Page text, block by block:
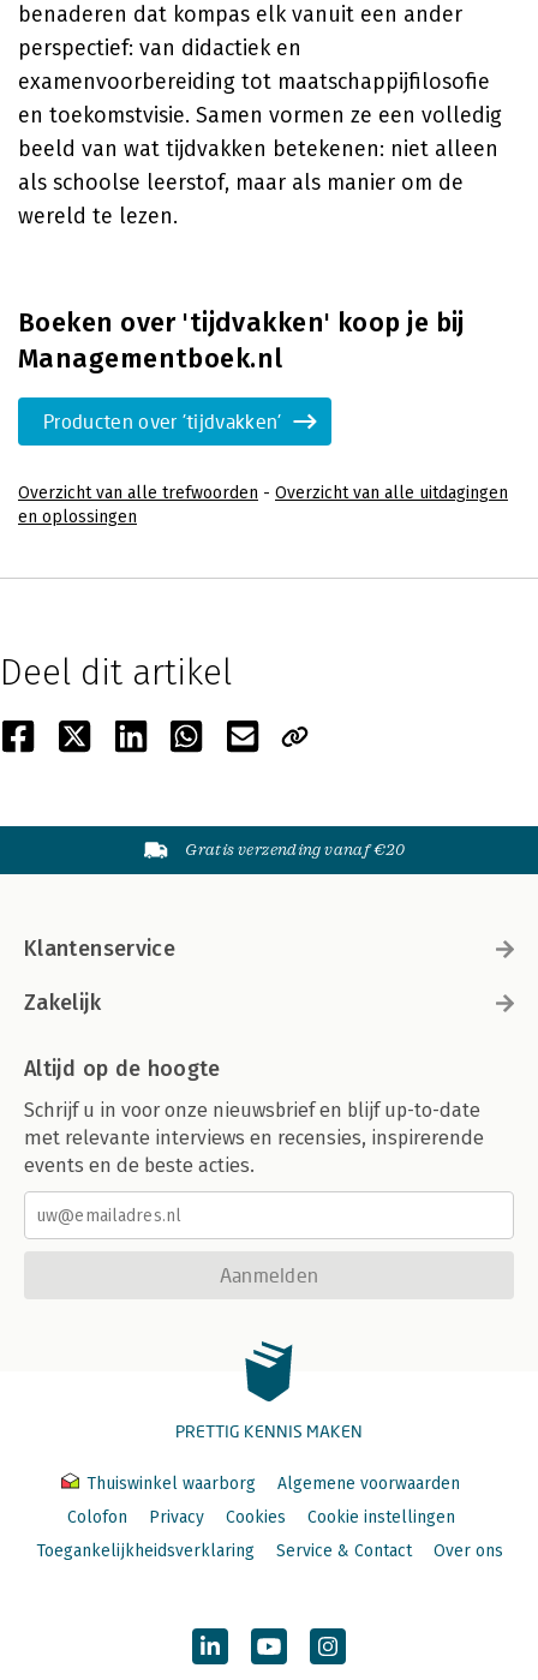
benaderen dat kompas elk vanuit een ander
perspectief: van didactiek en
examenvoorbereiding tot maatschappijfilosofie
en toekomstvisie. Samen vormen ze een volledig
beeld van wat tijdvakken betekenen: niet alleen
als schoolse leerstof, maar als manier om de
wereld te lezen.
Boeken over 'tijdvakken' koop je bij
Managementboek.nl
Producten over 'tijdvakken'
Overzicht van alle trefwoorden - Overzicht van alle uitdagingen
en oplossingen
Deel dit artikel
Gratis verzending vanaf €20
Klantenservice
Zakelijk
Altijd op de hoogte
Schrijf u in voor onze nieuwsbrief en blijf up-to-date
met relevante interviews en recensies, inspirerende
events en de beste acties.
Aanmelden
PRETTIG KENNIS MAKEN
Thuiswinkel waarborg
Algemene voorwaarden
Colofon
Privacy Cookies
Cookie instellingen
Toegankelijkheidsverklaring
Service & Contact Over ons